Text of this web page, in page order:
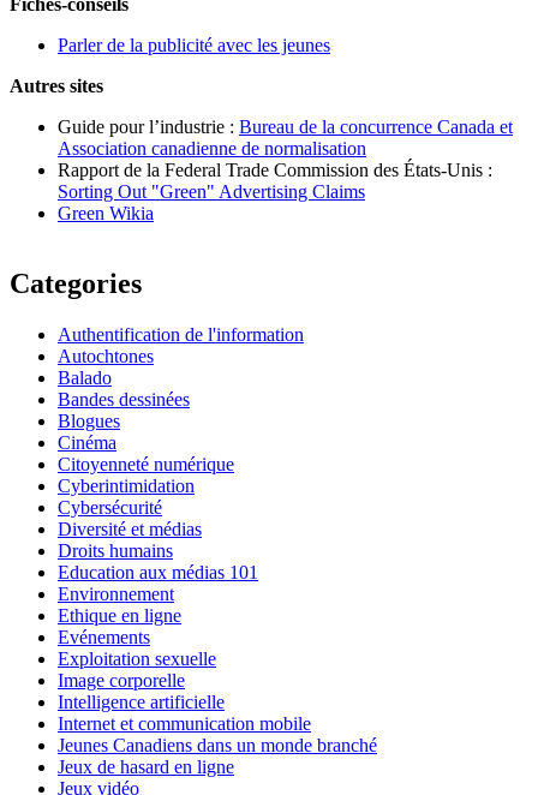
Fiches-conseils
Parler de la publicité avec les jeunes
Autres sites
Guide pour l’industrie : Bureau de la concurrence Canada et
Association canadienne de normalisation
Rapport de la Federal Trade Commission des États-Unis :
Sorting Out "Green" Advertising Claims
Green Wikia
Categories
Authentification de l'information
Autochtones
Balado
Bandes dessinées
Blogues
Cinéma
Citoyenneté numérique
Cyberintimidation
Cybersécurité
Diversité et médias
Droits humains
Education aux médias 101
Environnement
Ethique en ligne
Evénements
Exploitation sexuelle
Image corporelle
Intelligence artificielle
Internet et communication mobile
Jeunes Canadiens dans un monde branché
Jeux de hasard en ligne
Jeux vidéo